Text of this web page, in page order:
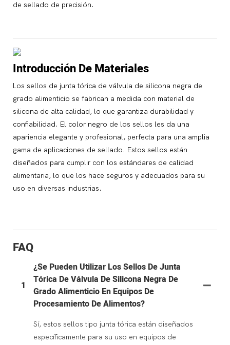
de sellado de precisión.
Introducción De Materiales
Los sellos de junta tórica de válvula de silicona negra de
grado alimenticio se fabrican a medida con material de
silicona de alta calidad, lo que garantiza durabilidad y
confiabilidad. El color negro de los sellos les da una
apariencia elegante y profesional, perfecta para una amplia
gama de aplicaciones de sellado. Estos sellos están
diseñados para cumplir con los estándares de calidad
alimentaria, lo que los hace seguros y adecuados para su
uso en diversas industrias.
FAQ
1
¿Se Pueden Utilizar Los Sellos De Junta
Tórica De Válvula De Silicona Negra De
Grado Alimenticio En Equipos De
Procesamiento De Alimentos?
Sí, estos sellos tipo junta tórica están diseñados
específicamente para su uso en equipos de